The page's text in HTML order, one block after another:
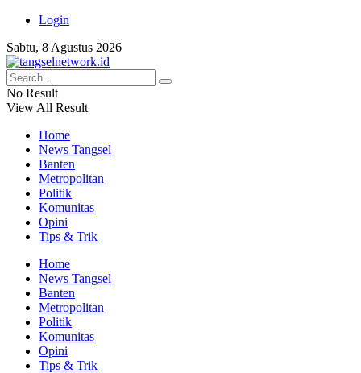
Login
Sabtu, 8 Agustus 2026
No Result
View All Result
Home
News Tangsel
Banten
Metropolitan
Politik
Komunitas
Opini
Tips & Trik
Home
News Tangsel
Banten
Metropolitan
Politik
Komunitas
Opini
Tips & Trik